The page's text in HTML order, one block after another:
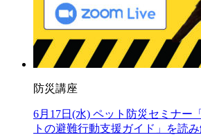
防災講座
6月17日(水) ペット防災セミナー
トの避難行動支援ガイド」を読